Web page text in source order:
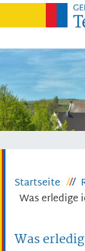
Startseite
Was erledige
Was